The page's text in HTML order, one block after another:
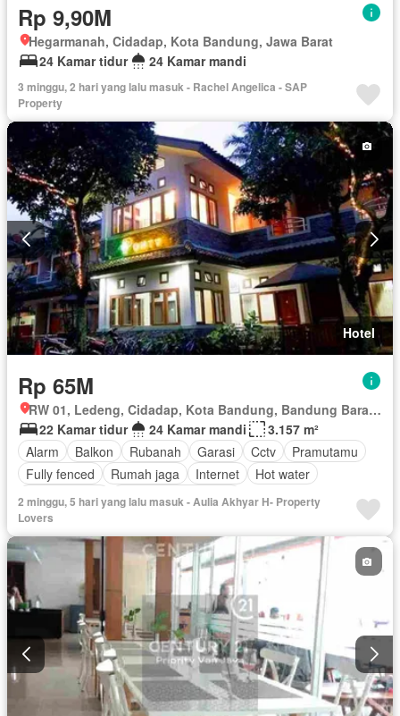
Rp 9,90M
Hegarmanah, Cidadap, Kota Bandung, Jawa Barat
24 Kamar tidur
24 Kamar mandi
3 minggu, 2 hari yang lalu masuk - Rachel Angelica - SAP
Property
Hotel
Rp 65M
RW 01, Ledeng, Cidadap, Kota Bandung, Bandung Barat, Jawa Barat
22 Kamar tidur
24 Kamar mandi
3.157 m²
Alarm
Balkon Rubanah Garasi Cctv
Pramutamu
Fully fenced
Rumah jaga Internet
Hot water
Ruang kantor
Sebagian perabotan
2 minggu, 5 hari yang lalu masuk - Aulia Akhyar H- Property
Lovers